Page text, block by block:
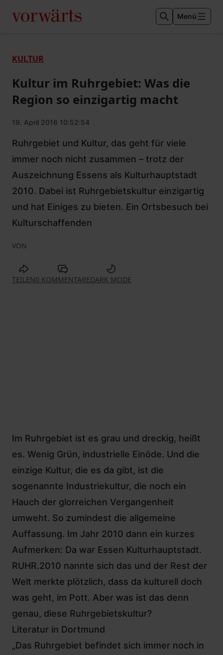
Menü
KULTUR
Kultur im Ruhrgebiet: Was die
Region so einzigartig macht
19. April 2016 10:52:54
Ruhrgebiet und Kultur, das geht für viele
immer noch nicht zusammen – trotz der
Auszeichnung Essens als Kulturhauptstadt
2010. Dabei ist Ruhrgebietskultur einzigartig
und hat Einiges zu bieten. Ein Ortsbesuch bei
Kulturschaffenden
VON
TEILEN0 KOMMENTAREDARK MODE
Im Ruhrgebiet ist es grau und dreckig, heißt
es. Wenig Grün, industrielle Einöde. Und die
einzige Kultur, die es da gibt, ist die
sogenannte Industriekultur, die noch ein
Hauch der glorreichen Vergangenheit
umweht. So zumindest die allgemeine
Auffassung. Im Jahr 2010 dann ein kurzes
Aufmerken: Da war Essen Kulturhauptstadt.
RUHR.2010 nannte sich das und der Rest der
Welt merkte plötzlich, dass da kulturell doch
was geht, im Pott. Aber was ist das denn
genau, diese Ruhrgebietskultur?
Literatur in Dortmund
„Das Ruhrgebiet befindet sich immer noch in